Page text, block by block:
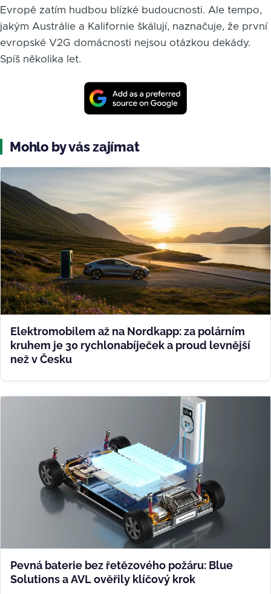
Evropě zatím hudbou blízké budoucnosti. Ale tempo,
jakým Austrálie a Kalifornie škálují, naznačuje, že první
evropské V2G domácnosti nejsou otázkou dekády.
Spíš několika let.
Mohlo by vás zajímat
Elektromobilem až na Nordkapp: za polárním
kruhem je 30 rychlonabíječek a proud levnější
než v Česku
Pevná baterie bez řetězového požáru: Blue
Solutions a AVL ověřily klíčový krok